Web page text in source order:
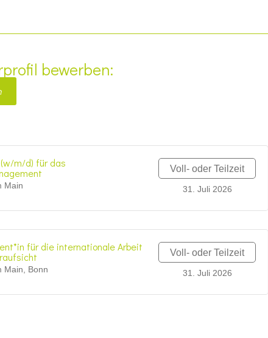
bewerben:
m/d) für das
Main
Voll- oder Teilzeit
31. Juli 2026
für die internationale Arbeit
Main, Bonn
Voll- oder Teilzeit
31. Juli 2026